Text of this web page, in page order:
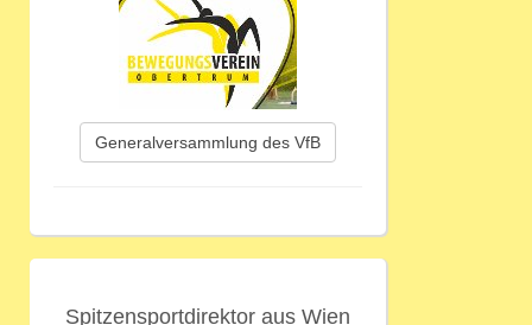
Generalversammlung des VfB
Spitzensportdirektor aus Wien